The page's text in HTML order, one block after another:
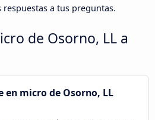
a tus preguntas.
de Osorno, LL a
en micro de Osorno, LL